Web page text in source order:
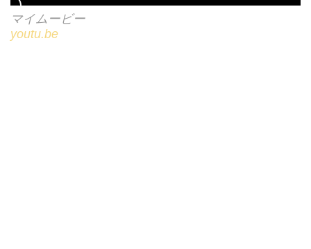
マイムービー
youtu.be